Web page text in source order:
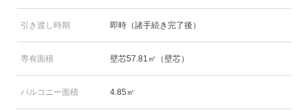
引き渡し時期 即時（諸手続き完了後）
専有面積 壁芯57.81㎡（壁芯）
バルコニー面積 4.85㎡